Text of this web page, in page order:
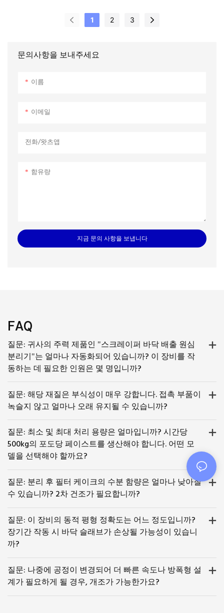
문의사항을 보내주세요
이름
이메일
전화/왓츠앱
함유량
지금 문의 사항을 보냅니다
내구성 및 효율적인 성능을 보장하
는 티타늄 재질의 차아염소산칼슘
공합니다. 이 제품은 일상적인 생산
질을 긁어내어 배출하는 완전 자동
1 2 3
FAQ
질문: 귀사의 주력 제품인 "스크레이퍼 바닥 배출 원심
분리기"는 얼마나 자동화되어 있습니까? 이 장비를 작
동하는 데 필요한 인원은 몇 명입니까?
질문: 해당 재질은 부식성이 매우 강합니다. 접촉 부품이
녹슬지 않고 얼마나 오래 유지될 수 있습니까?
질문: 최소 및 최대 처리 용량은 얼마입니까? 시간당
500kg의 포도당 페이스트를 생산해야 합니다. 어떤 모
델을 선택해야 할까요?
질문: 분리 후 필터 케이크의 수분 함량은 얼마나 낮아질
수 있습니까? 2차 건조가 필요합니까?
질문: 이 장비의 동적 평형 정확도는 어느 정도입니까?
장기간 작동 시 바닥 슬래브가 손상될 가능성이 있습니
까?
질문: 나중에 공정이 변경되어 더 빠른 속도나 방폭형 설
계가 필요하게 될 경우, 개조가 가능한가요?